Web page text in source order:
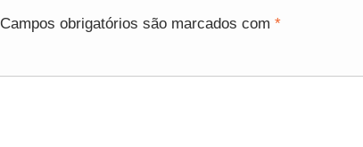
Campos obrigatórios são marcados com *